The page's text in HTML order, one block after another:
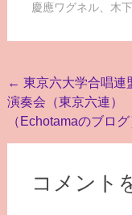
慶應ワグネル、 木
投
稿
ナ
← 東京六大学合唱連
演奏会（東京六連）
（Echotamaのブログ
コメント